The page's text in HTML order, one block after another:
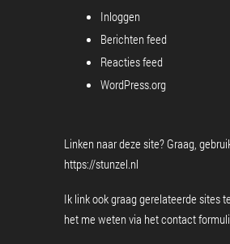
Inloggen
Berichten feed
Reacties feed
WordPress.org
Linken naar deze site? Graag,
https://stunzel.nl
Ik link ook graag gerelateerde sites
het me weten via hetcontact